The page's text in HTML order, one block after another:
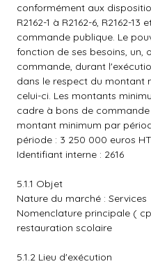
conformément aux
R2162-1 à R2162-6, R2162-13
commande publique. Le
fonction de ses besoins, un,
commande, durant
dans le respect du montant
celui-ci. Les montants
cadre à bons de commande
montant minimum par
période : 3 250 000 euros
Identifiant interne : 2616
5.1.1 Objet
Nature du marché : Services
Nomenclature principale (
restauration scolaire
5.1.2 Lieu d'exécution